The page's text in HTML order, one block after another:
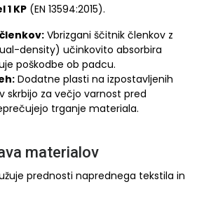
1 KP (EN 13594:2015).
Vbrizgani ščitnik členkov z
density) učinkovito absorbira
poškodbe ob padcu.
Dodatne plasti na izpostavljenih
skrbijo za večjo varnost pred
trganje materiala.
materialov
prednosti naprednega tekstila in